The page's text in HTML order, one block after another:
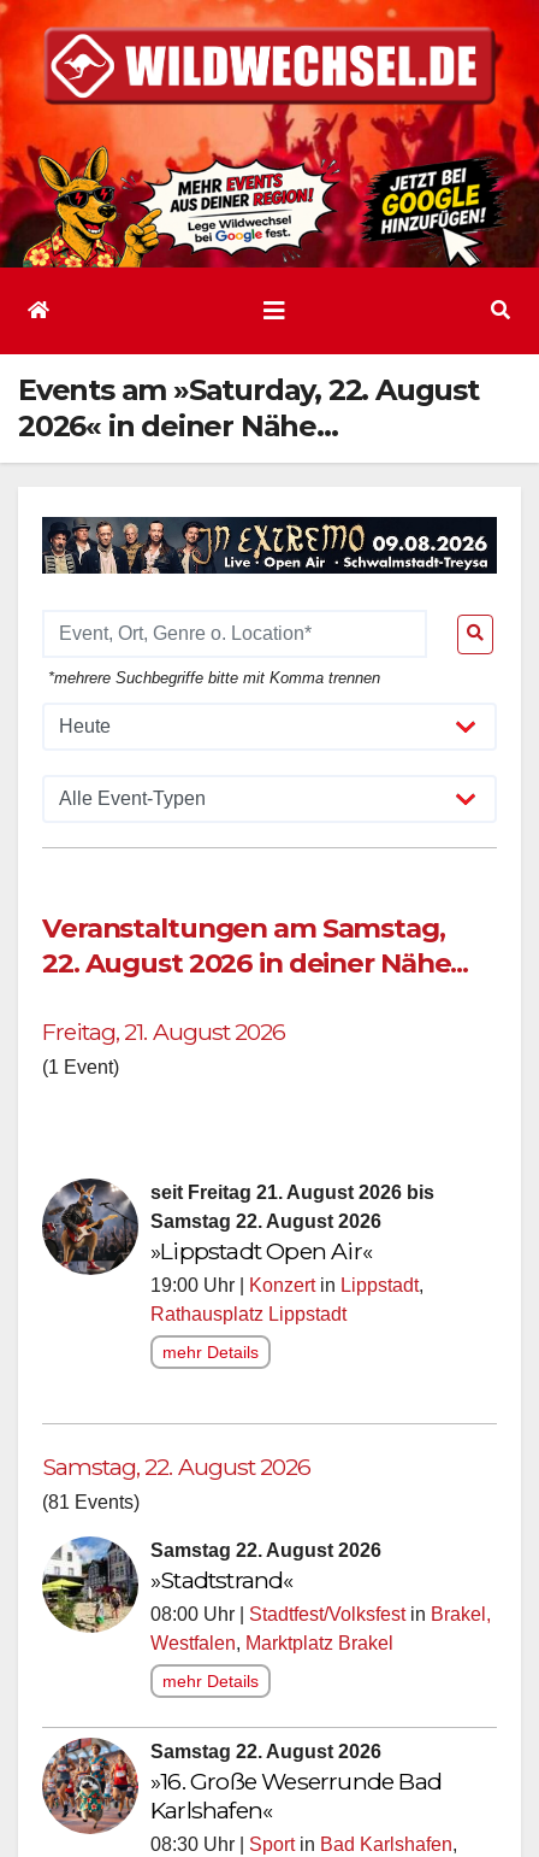
Inhalt
springen
Events am »Saturday, 22. August
2026« in deiner Nähe…
*mehrere Suchbegriffe bitte mit Komma trennen
Veranstaltungen am Samstag,
22. August 2026 in deiner Nähe...
Freitag, 21. August 2026
(1 Event)
seit Freitag 21. August 2026 bis
Samstag 22. August 2026
»Lippstadt Open Air«
19:00 Uhr | Konzertin Lippstadt,
Rathausplatz Lippstadt
mehr Details
Samstag, 22. August 2026
(81 Events)
Samstag 22. August 2026
»Stadtstrand«
08:00 Uhr | Stadtfest/Volksfestin Brakel,
Westfalen, Marktplatz Brakel
mehr Details
Samstag 22. August 2026
»16. Große Weserrunde Bad
Karlshafen«
08:30 Uhr | Sportin Bad Karlshafen,